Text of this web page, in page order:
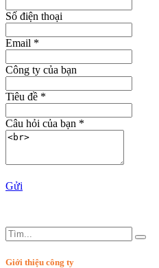
Số điện thoại
Email *
Công ty của bạn
Tiêu đề *
Câu hỏi của bạn *
Gửi
Giới thiệu công ty